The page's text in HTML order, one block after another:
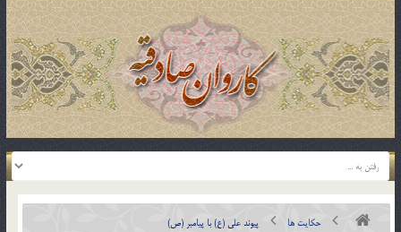
حکایت ها پيوند علي (ع) با پيامبر (ص)